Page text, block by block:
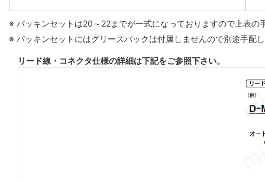
※ パッキンセットは20～22までが一式になっておりますので上表の
※ パッキンセットにはグリースパックは付属しませんので別途手配
リード線・コネクタ仕様の詳細は下記をご参照下さい。